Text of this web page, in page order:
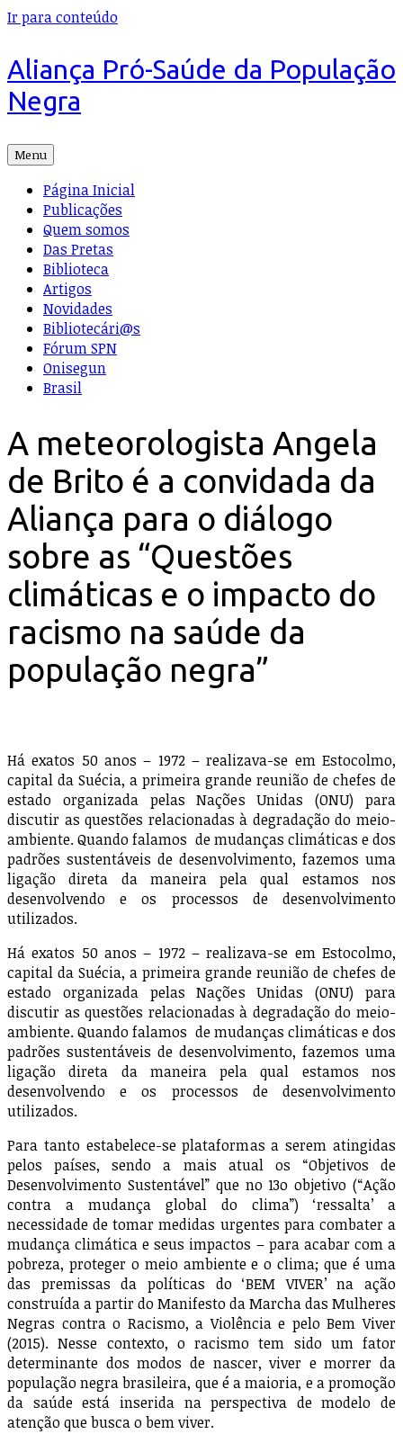
Ir para conteúdo
Aliança Pró-Saúde da População
Negra
Menu
Página Inicial
Publicações
Quem somos
Das Pretas
Biblioteca
Artigos
Novidades
Bibliotecári@s
Fórum SPN
Onisegun
Brasil
A meteorologista Angela
de Brito é a convidada da
Aliança para o diálogo
sobre as “Questões
climáticas e o impacto do
racismo na saúde da
população negra”
Há exatos 50 anos – 1972 – realizava-se em Estocolmo,
capital da Suécia, a primeira grande reunião de chefes de
estado organizada pelas Nações Unidas (ONU) para
discutir as questões relacionadas à degradação do meio-
ambiente. Quando falamos de mudanças climáticas e dos
padrões sustentáveis de desenvolvimento, fazemos uma
ligação direta da maneira pela qual estamos nos
desenvolvendo e os processos de desenvolvimento
utilizados.
Há exatos 50 anos – 1972 – realizava-se em Estocolmo,
capital da Suécia, a primeira grande reunião de chefes de
estado organizada pelas Nações Unidas (ONU) para
discutir as questões relacionadas à degradação do meio-
ambiente. Quando falamos de mudanças climáticas e dos
padrões sustentáveis de desenvolvimento, fazemos uma
ligação direta da maneira pela qual estamos nos
desenvolvendo e os processos de desenvolvimento
utilizados.
Para tanto estabelece-se plataformas a serem atingidas
pelos países, sendo a mais atual os “Objetivos de
Desenvolvimento Sustentável” que no 13o objetivo (“Ação
contra a mudança global do clima”) ‘ressalta’ a
necessidade de tomar medidas urgentes para combater a
mudança climática e seus impactos – para acabar com a
pobreza, proteger o meio ambiente e o clima; que é uma
das premissas da políticas do ‘BEM VIVER’ na ação
construída a partir do Manifesto da Marcha das Mulheres
Negras contra o Racismo, a Violência e pelo Bem Viver
(2015). Nesse contexto, o racismo tem sido um fator
determinante dos modos de nascer, viver e morrer da
população negra brasileira, que é a maioria, e a promoção
da saúde está inserida na perspectiva de modelo de
atenção que busca o bem viver.